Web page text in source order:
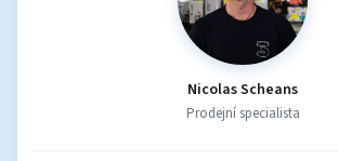
Nicolas Scheans
Prodejní specialista